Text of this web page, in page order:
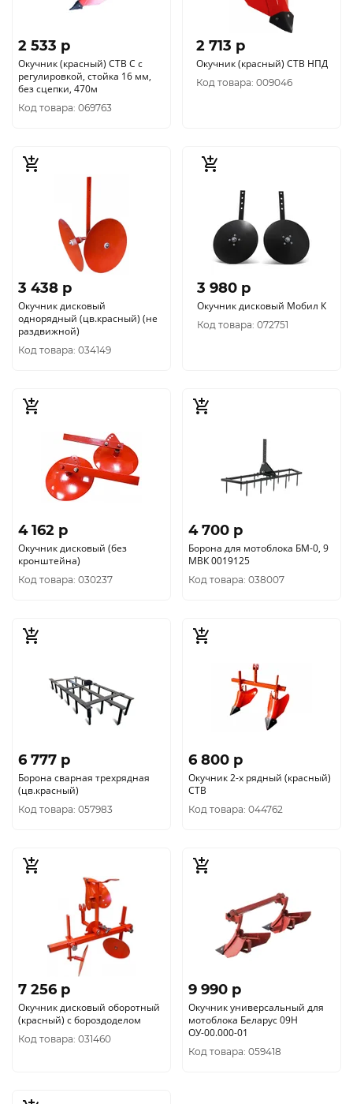
2 533 p
Окучник (красный) СTB C с
регулировкой, стойка 16 мм,
без сцепки, 470м
Код товара: 069763
2 713 p
Окучник (красный) СТВ НПД
Код товара: 009046
3 438 p
Окучник дисковый
однорядный (цв.красный) (не
раздвижной)
Код товара: 034149
3 980 p
Окучник дисковый Мобил К
Код товара: 072751
4 162 p
Окучник дисковый (без
кронштейна)
Код товара: 030237
4 700 p
Борона для мотоблока БМ-0, 9
МВК 0019125
Код товара: 038007
6 777 p
Борона сварная трехрядная
(цв.красный)
Код товара: 057983
6 800 p
Окучник 2-х рядный (красный)
СТВ
Код товара: 044762
7 256 p
Окучник дисковый оборотный
(красный) с бороздоделом
Код товара: 031460
9 990 p
Окучник универсальный для
мотоблока Беларус 09Н
ОУ-00.000-01
Код товара: 059418